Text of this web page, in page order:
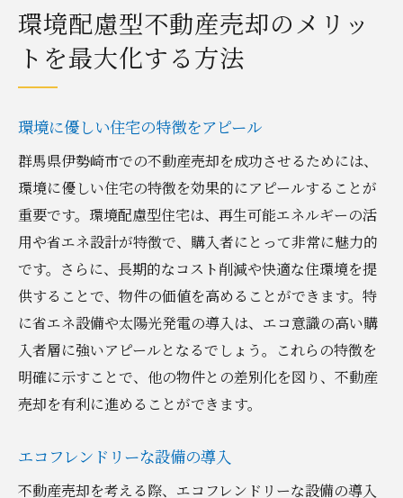
環境配慮型不動産売却のメリッ
トを最大化する方法
環境に優しい住宅の特徴をアピール
群馬県伊勢崎市での不動産売却を成功させるためには、
環境に優しい住宅の特徴を効果的にアピールすることが
重要です。環境配慮型住宅は、再生可能エネルギーの活
用や省エネ設計が特徴で、購入者にとって非常に魅力的
です。さらに、長期的なコスト削減や快適な住環境を提
供することで、物件の価値を高めることができます。特
に省エネ設備や太陽光発電の導入は、エコ意識の高い購
入者層に強いアピールとなるでしょう。これらの特徴を
明確に示すことで、他の物件との差別化を図り、不動産
売却を有利に進めることができます。
エコフレンドリーな設備の導入
不動産売却を考える際、エコフレンドリーな設備の導入